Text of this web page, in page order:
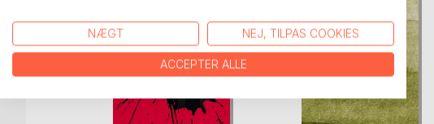
NÆGT NEJ, TILPAS COOKIES
ACCEPTER ALLE